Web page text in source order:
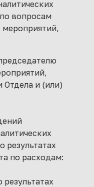
вопросам
мероприятий,
и (или)
результатах
по расходам: